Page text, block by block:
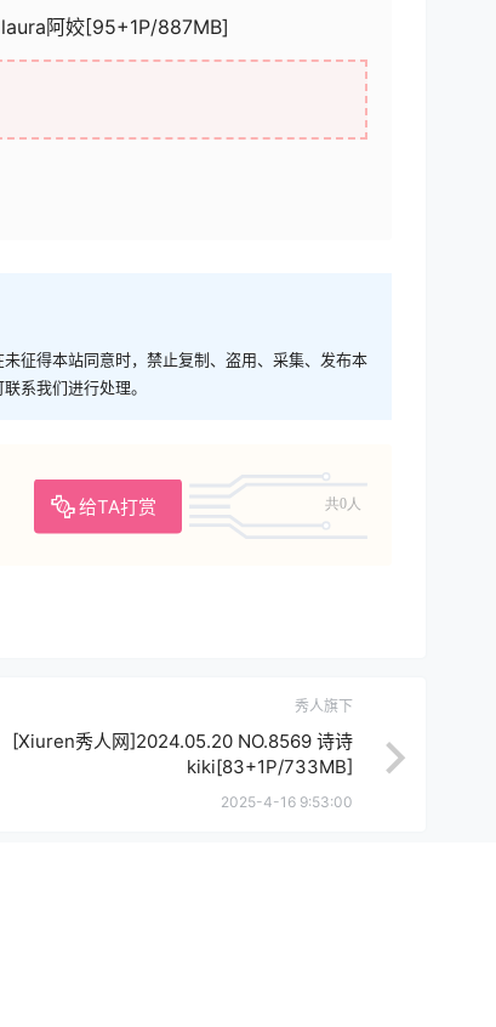
阿姣[95+1P/887MB]
征得本站同意时，禁止复制、盗用、采集、发布本
系我们进行处理。
给TA打赏 共0人
秀人旗下
[Xiuren秀人网]2024.05.20 NO.8569 诗诗
kiki[83+1P/733MB]
2025-4-16 9:53:00